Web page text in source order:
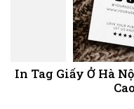
In Tag Giấy Ở Hà